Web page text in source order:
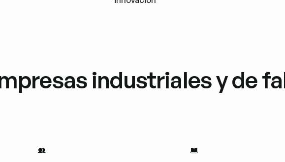
industriales y de